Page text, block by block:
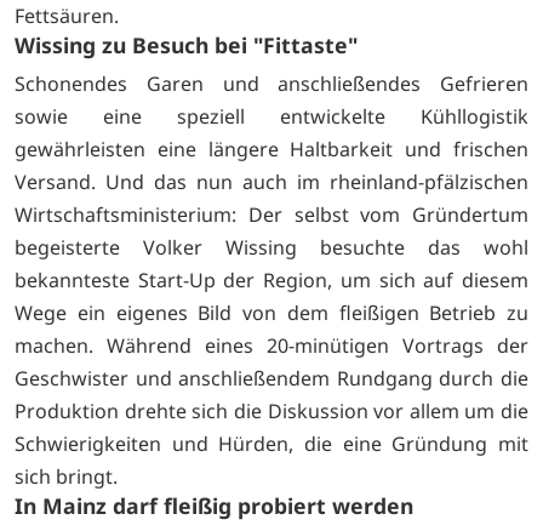
Fettsäuren.
Wissing zu Besuch bei "Fittaste"
Schonendes Garen und anschließendes Gefrieren
sowie eine speziell entwickelte Kühllogistik
gewährleisten eine längere Haltbarkeit und frischen
Versand. Und das nun auch im rheinland-pfälzischen
Wirtschaftsministerium: Der selbst vom Gründertum
begeisterte Volker Wissing besuchte das wohl
bekannteste Start-Up der Region, um sich auf diesem
Wege ein eigenes Bild von dem fleißigen Betrieb zu
machen. Während eines 20-minütigen Vortrags der
Geschwister und anschließendem Rundgang durch die
Produktion drehte sich die Diskussion vor allem um die
Schwierigkeiten und Hürden, die eine Gründung mit
sich bringt.
In Mainz darf fleißig probiert werden